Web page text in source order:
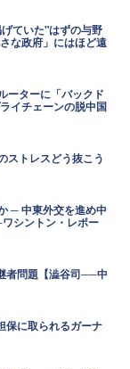
ていた"はずの与野
な政府」にはほど遠
ーターに「バックド
イチェーンの脱中国
トレスどう抜こう
─ 中東外交を進め中
シントン・レポー
者問題【澁谷司──中
保に取られるガーナ